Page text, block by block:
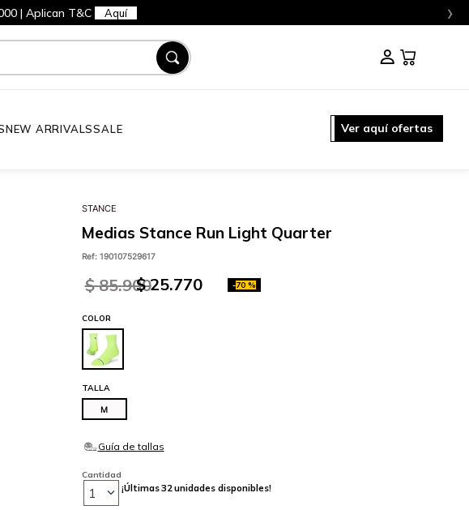
| Aplican T&C Aquí ›
NEW ARRIVALSSALE Ver aquí ofertas
STANCE
Medias Stance Run Light Quarter
Ref: 190107529617
$ 85.900
$ 25.770 -70 %
TALLA
M
COLOR
Cantidad
1 ¡Últimas32 unidades disponibles!